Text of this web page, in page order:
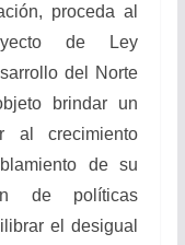
proceda al
de Ley
del Norte
brindar un
al crecimiento
de su
de políticas
el desigual